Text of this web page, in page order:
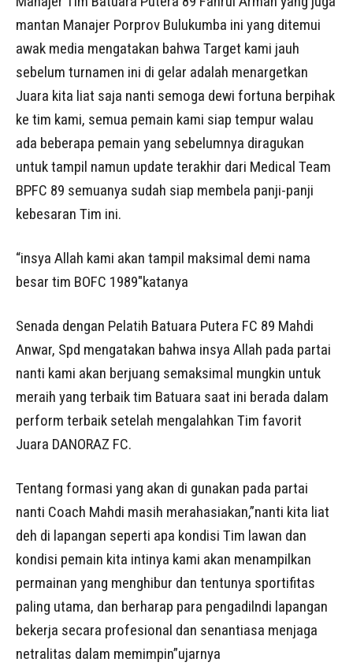
mantan Manajer Porprov Bulukumba ini yang ditemui
awak media mengatakan bahwa Target kami jauh
sebelum turnamen ini di gelar adalah menargetkan
Juara kita liat saja nanti semoga dewi fortuna berpihak
ke tim kami, semua pemain kami siap tempur walau
ada beberapa pemain yang sebelumnya diragukan
untuk tampil namun update terakhir dari Medical Team
BPFC 89 semuanya sudah siap membela panji-panji
kebesaran Tim ini.
“insya Allah kami akan tampil maksimal demi nama
besar tim BOFC 1989″katanya
Senada dengan Pelatih Batuara Putera FC 89 Mahdi
Anwar, Spd mengatakan bahwa insya Allah pada partai
nanti kami akan berjuang semaksimal mungkin untuk
meraih yang terbaik tim Batuara saat ini berada dalam
perform terbaik setelah mengalahkan Tim favorit
Juara DANORAZ FC.
Tentang formasi yang akan di gunakan pada partai
nanti Coach Mahdi masih merahasiakan,”nanti kita liat
deh di lapangan seperti apa kondisi Tim lawan dan
kondisi pemain kita intinya kami akan menampilkan
permainan yang menghibur dan tentunya sportifitas
paling utama, dan berharap para pengadilndi lapangan
bekerja secara profesional dan senantiasa menjaga
netralitas dalam memimpin”ujarnya